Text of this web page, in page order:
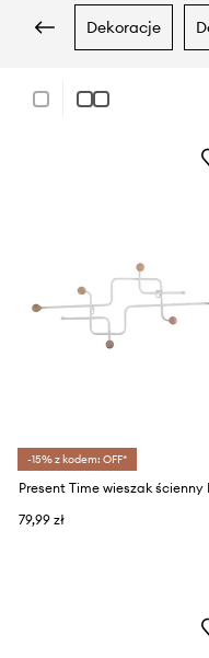
dekoracje
-15% z kodem: OFF*
79,99 zł